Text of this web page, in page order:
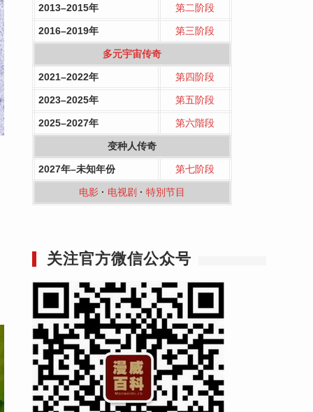
2013–2015年 第二阶段
2016–2019年 第三阶段
多元宇宙传奇
2021–2022年 第四阶段
2023–2025年 第五阶段
2025–2027年 第六階段
变种人传奇
2027年–未知年份 第七阶段
电影 · 电视剧 · 特別节目
关注官方微信公众号